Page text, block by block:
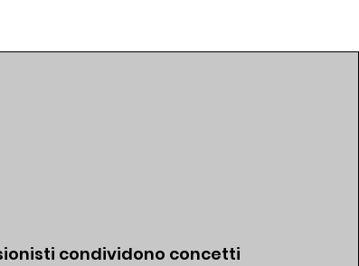
condividono concetti